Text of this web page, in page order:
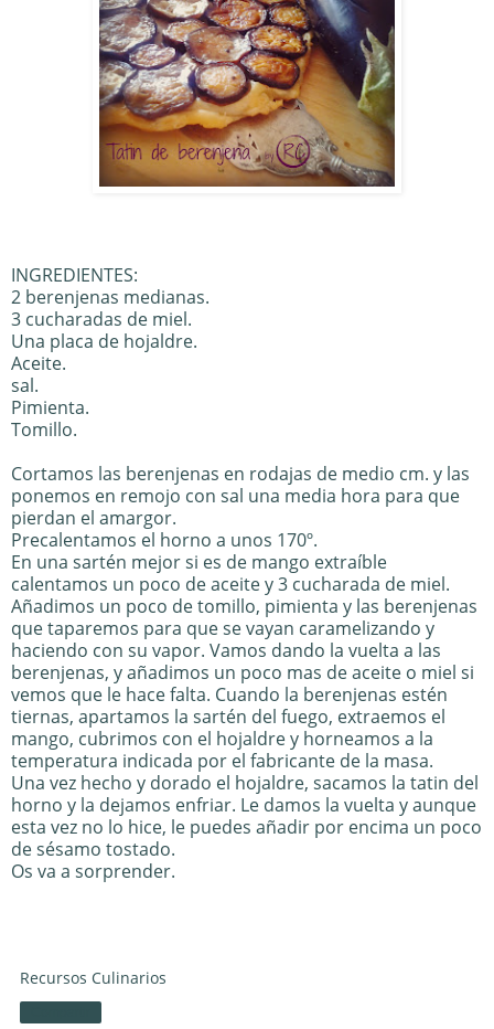
INGREDIENTES:
2 berenjenas medianas.
3 cucharadas de miel.
Una placa de hojaldre.
Aceite.
sal.
Pimienta.
Tomillo.
Cortamos las berenjenas en rodajas de medio cm. y las
ponemos en remojo con sal una media hora para que
pierdan el amargor.
Precalentamos el horno a unos 170º.
En una sartén mejor si es de mango extraíble
calentamos un poco de aceite y 3 cucharada de miel.
Añadimos un poco de tomillo, pimienta y las berenjenas
que taparemos para que se vayan caramelizando y
haciendo con su vapor. Vamos dando la vuelta a las
berenjenas, y añadimos un poco mas de aceite o miel si
vemos que le hace falta. Cuando la berenjenas estén
tiernas, apartamos la sartén del fuego, extraemos el
mango, cubrimos con el hojaldre y horneamos a la
temperatura indicada por el fabricante de la masa.
Una vez hecho y dorado el hojaldre, sacamos la tatin del
horno y la dejamos enfriar. Le damos la vuelta y aunque
esta vez no lo hice, le puedes añadir por encima un poco
de sésamo tostado.
Os va a sorprender.
Recursos Culinarios